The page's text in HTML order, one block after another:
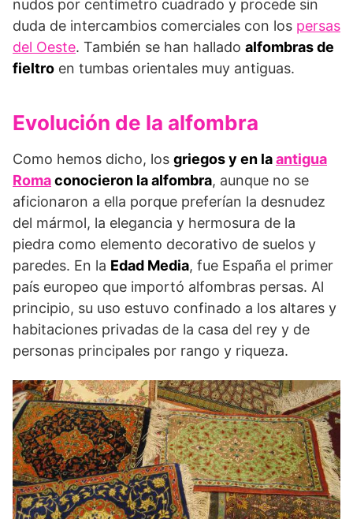
nudos por centímetro cuadrado y procede sin
duda de intercambios comerciales con los persas
del Oeste. También se han hallado alfombras de
fieltro en tumbas orientales muy antiguas.
Evolución de la alfombra
Como hemos dicho, los griegos y en laantigua
Romaconocieron la alfombra, aunque no se
aficionaron a ella porque preferían la desnudez
del mármol, la elegancia y hermosura de la
piedra como elemento decorativo de suelos y
paredes. En la Edad Media, fue España el primer
país europeo que importó alfombras persas. Al
principio, su uso estuvo confinado a los altares y
habitaciones privadas de la casa del rey y de
personas principales por rango y riqueza.